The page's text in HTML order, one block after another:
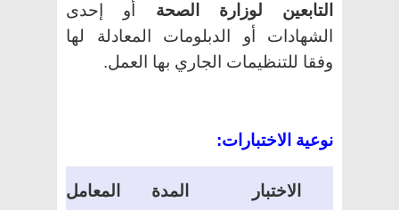
التابعين لوزارة الصحة أو إحدى
الشهادات أو الدبلومات المعادلة لها
وفقا للتنظيمات الجاري بها العمل.
نوعية الاختبارات:
المعامل المدة الاختبار